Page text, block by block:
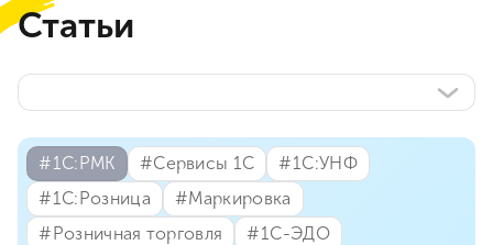
Статьи
#⁣1С:РМК #⁣Сервисы 1С
#⁣1С:УНФ
#⁣1С:Розница
#⁣Маркировка
#⁣Розничная торговля
#⁣1С-ЭДО